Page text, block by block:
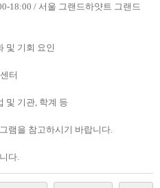
18:00 / 서울 그랜드하얏트 그랜드
및 기회 요인
터
및 기관, 학계 등
램을 참고하시기 바랍니다.
다.